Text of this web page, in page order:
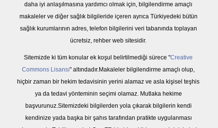
daha iyi anlaşılmasına yardımcı olmak için, bilgilendirme amaçlı
makaleler ve diğer sağlık bilgileride içeren ayrıca Türkiyedeki bütün
sağlık kurumlarının adres, telefon bilgilerini veri tabanında toplayan
ücretsiz, rehber web sitesidir.
Sitemizde ki tüm konular ek koşul belirtilmediği sürece "Creative
Commons Lisansı" altındadır.Makaleler bilgilendirme amaçlı olup,
hiçbir zaman bir hekim tedavisinin yerini alamaz ve asla kişisel teşhis
ya da tedavi yönteminin seçimi olamaz. Mutlaka hekime
başvurunuz.Sitemizdeki bilgilerden yola çıkarak bilgilerin kendi
kendinize yada başka bir şahıs tarafından pratikte uygulanması